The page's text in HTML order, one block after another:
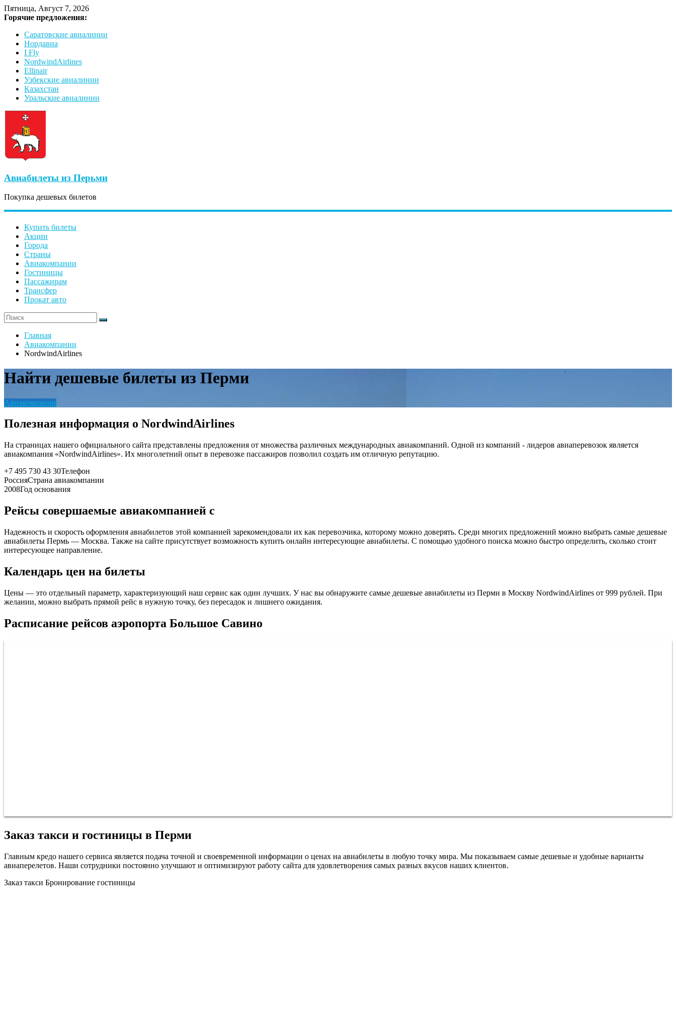
Пятница, Август 7, 2026
Горячие предложения:
Саратовские авиалинии
Нордавиа
I Fly
NordwindAirlines
Ellinair
Узбекские авиалинии
Казахстан
Уральские авиалинии
Авиабилеты из Перьми
Покупка дешевых билетов
Купить билеты
Акции
Города
Страны
Авиакомпании
Гостиницы
Пассажирам
Трансфер
Прокат авто
Главная
Авиакомпании
NordwindAirlines
Найти дешевые билеты из Перми
Авиакомпании
Полезная информация о NordwindAirlines
На страницах нашего официального сайта представлены предложения от множества различных международных авиакомпаний. Одной из компаний - лидеров авиаперевозок является
авиакомпания «NordwindAirlines». Их многолетний опыт в перевозке пассажиров позволил создать им отличную репутацию.
+7 495 730 43 30Телефон
РоссияСтрана авиакомпании
2008Год основания
Рейсы совершаемые авиакомпанией с
Надежность и скорость оформления авиабилетов этой компанией зарекомендовали их как перевозчика, которому можно доверять. Среди многих предложений можно выбрать самые дешевые
авиабилеты Пермь — Москва. Также на сайте присутствует возможность купить онлайн интересующие авиабилеты. С помощью удобного поиска можно быстро определить, сколько стоит
интересующее направление.
Календарь цен на билеты
Цены — это отдельный параметр, характеризующий наш сервис как один лучших. У нас вы обнаружите самые дешевые авиабилеты из Перми в Москву NordwindAirlines от 999 рублей. При
желании, можно выбрать прямой рейс в нужную точку, без пересадок и лишнего ожидания.
Расписание рейсов аэропорта Большое Савино
Заказ такси и гостиницы в Перми
Главным кредо нашего сервиса является подача точной и своевременной информации о ценах на авиабилеты в любую точку мира. Мы показываем самые дешевые и удобные варианты
авиаперелетов. Наши сотрудники постоянно улучшают и оптимизируют работу сайта для удовлетворения самых разных вкусов наших клиентов.
Заказ такси Бронирование гостиницы